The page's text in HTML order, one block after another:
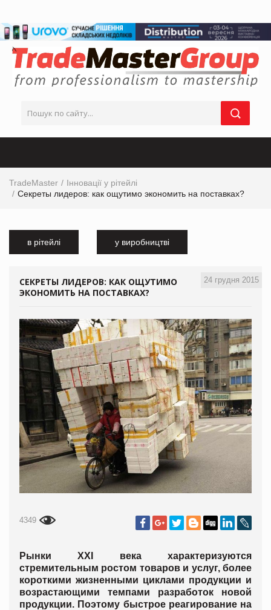
TradeMaster
Інновації у рітейлі
Секреты лидеров: как ощутимо экономить на поставках?
в рітейлі у виробництві
24 грудня 2015
СЕКРЕТЫ ЛИДЕРОВ: КАК ОЩУТИМО
ЭКОНОМИТЬ НА ПОСТАВКАХ?
4349
Рынки XXI века характеризуются
стремительным ростом товаров и услуг, более
короткими жизненными циклами продукции и
возрастающими темпами разработок новой
продукции. Поэтому быстрое реагирование на